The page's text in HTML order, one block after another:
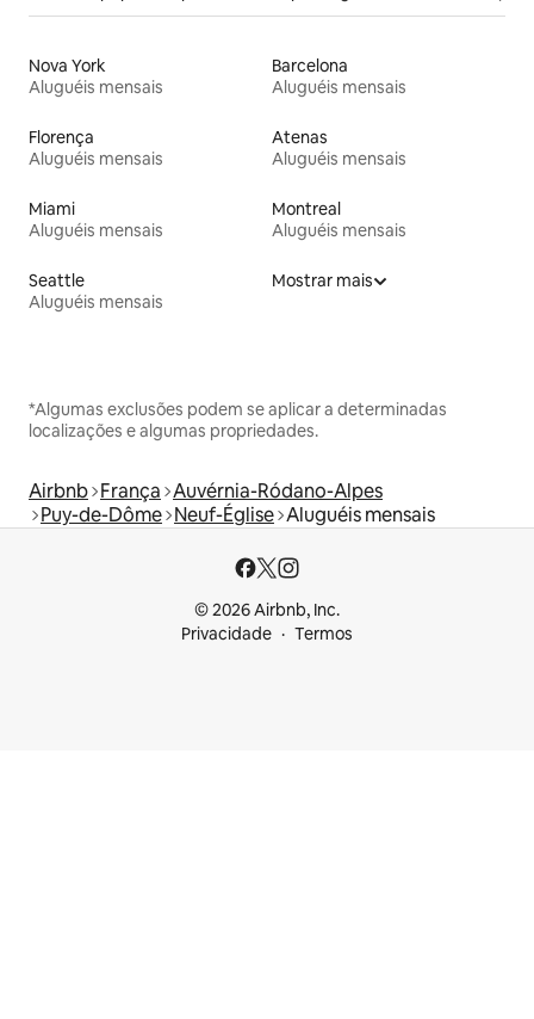
Nova York
Aluguéis mensais
Barcelona
Aluguéis mensais
Florença
Aluguéis mensais
Atenas
Aluguéis mensais
Miami
Aluguéis mensais
Montreal
Aluguéis mensais
Seattle
Aluguéis mensais
Mostrar mais
*Algumas exclusões podem se aplicar a determinadas
localizações e algumas propriedades.
Airbnb França Auvérnia-Ródano-Alpes
Puy-de-Dôme Neuf-Église Aluguéis mensais
© 2026 Airbnb, Inc.
Privacidade
Termos